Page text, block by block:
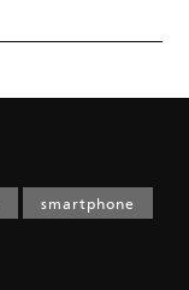
smartphone